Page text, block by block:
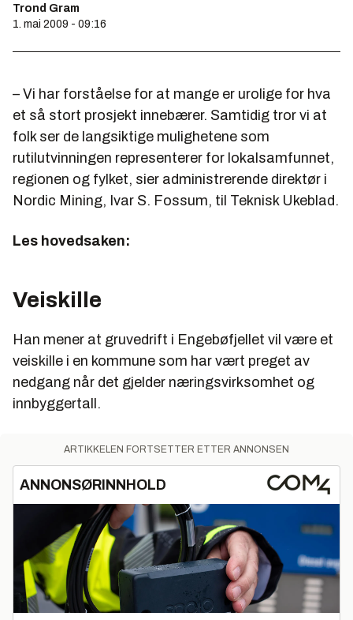
Trond Gram
1. mai 2009 - 09:16
– Vi har forståelse for at mange er urolige for hva
et så stort prosjekt innebærer. Samtidig tror vi at
folk ser de langsiktige mulighetene som
rutilutvinningen representerer for lokalsamfunnet,
regionen og fylket, sier administrerende direktør i
Nordic Mining, Ivar S. Fossum, til Teknisk Ukeblad.
Les hovedsaken:
Veiskille
Han mener at gruvedrift i Engebøfjellet vil være et
veiskille i en kommune som har vært preget av
nedgang når det gjelder næringsvirksomhet og
innbyggertall.
ARTIKKELEN FORTSETTER ETTER ANNONSEN
ANNONSØRINNHOLD